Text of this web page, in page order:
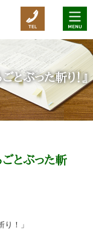
ぶった斬り！』
とぶった斬
！」